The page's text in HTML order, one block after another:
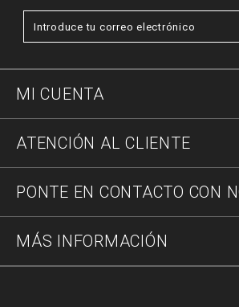
MI CUENTA
Estado del pedido
ATENCIÓN AL CLIENTE
Transporte
PONTE EN CONTACTO CON
MÁS INFORMACIÓN